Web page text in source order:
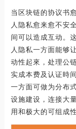
当区块链的协议书
人隐私愈来愈不安
间可以造成互动。
人隐私一方面能够
动性起來，处理公
实成本费及认证時
一方面可做为分布
设施建设，连接大
用和极大的可组成性